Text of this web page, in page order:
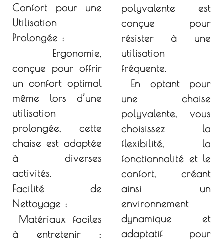
Confort pour une
Utilisation
Prolongée :
Ergonomie,
conçue pour offrir
un confort optimal
même lors d’une
utilisation
prolongée, cette
chaise est adaptée
à diverses
activités.
Facilité de
Nettoyage :
Matériaux faciles
à entretenir :
polyvalente est
conçue pour
résister à une
utilisation
fréquente.
En optant pour
une chaise
polyvalente, vous
choisissez la
flexibilité, la
fonctionnalité et le
confort, créant
ainsi un
environnement
dynamique et
adaptatif pour